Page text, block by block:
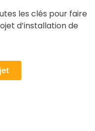
les clés pour faire
d’installation de